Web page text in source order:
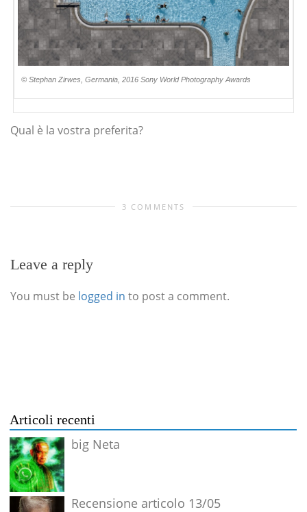
© Stephan Zirwes, Germania, 2016 Sony World Photography Awards
Qual è la vostra preferita?
3 COMMENTS
Leave a reply
You must be logged in to post a comment.
Articoli recenti
big Neta
Recensione articolo 13/05